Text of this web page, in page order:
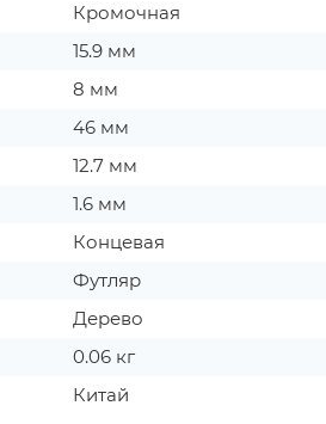
Кромочная
15.9 мм
8 мм
46 мм
12.7 мм
1.6 мм
Концевая
Футляр
Дерево
0.06 кг
Китай